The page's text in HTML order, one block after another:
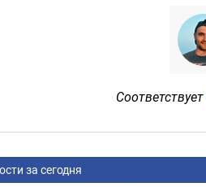
Соответствует
за сегодня